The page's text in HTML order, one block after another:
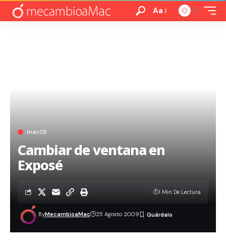
Aa
macOS
Cambiar de ventana en
Exposé
ByMecambioaMac 25 Agosto 2009
1 Min De Lectura